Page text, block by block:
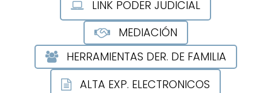
LINK PODER JUDICIAL
MEDIACIÓN
HERRAMIENTAS DER. DE FAMILIA
ALTA EXP. ELECTRONICOS